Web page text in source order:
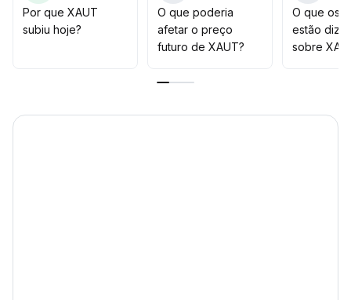
tendência e buscando oportunidades de entrada em
recuos próximos de US$ 4.
400, e se cair abaixo de US$ 4
Por que XAUT
subiu hoje?
O que poderia
afetar o preço
futuro de XAUT?
O que os
estão
sobre